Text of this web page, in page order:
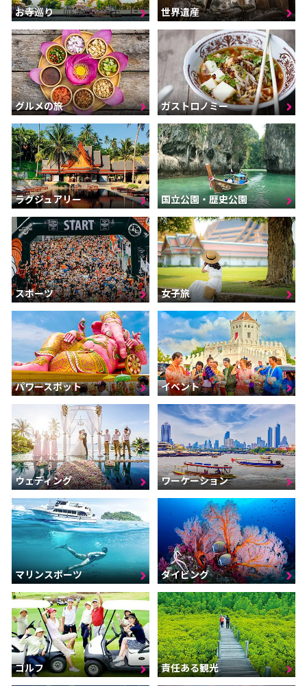
お寺巡り 世界遺産
グルメの旅 ガストロノミー
ラグジュアリー 国立公園・歴史公園
スポーツ 女子旅
パワースポット イベント
ウェディング ワーケーション
マリンスポーツ ダイビング
ゴルフ 責任ある観光